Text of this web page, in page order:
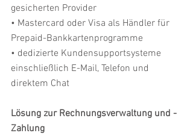
gesicherten Provider
• Mastercard oder Visa als Händler für
Prepaid-Bankkartenprogramme
• dedizierte Kundensupportsysteme
einschließlich E-Mail, Telefon und
direktem Chat
Lösung zur Rechnungsverwaltung und -
Zahlung